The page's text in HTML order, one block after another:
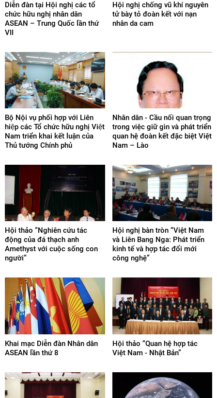
Diễn đàn tại Hội nghị các tổ
chức hữu nghị nhân dân
ASEAN – Trung Quốc lần thứ
VII
Hội nghị chống vũ khí nguyên
tử bày tỏ đoàn kết với nạn
nhân da cam
Bộ Nội vụ phối hợp với Liên
hiệp các Tổ chức hữu nghị Việt
Nam triển khai kết luận của
Thủ tướng Chính phủ
Nhân dân - Cầu nối quan trọng
trong việc giữ gìn và phát triển
quan hệ đoàn kết đặc biệt Việt
Nam – Lào
Hội thảo “Nghiên cứu tác
động của đá thạch anh
Amethyst với cuộc sống con
người”
Hội nghị bàn tròn “Việt Nam
và Liên Bang Nga: Phát triển
kinh tế và hợp tác đổi mới
công nghệ”
Khai mạc Diễn đàn Nhân dân
ASEAN lần thứ 8
Hội thảo “Quan hệ hợp tác
Việt Nam - Nhật Bản”